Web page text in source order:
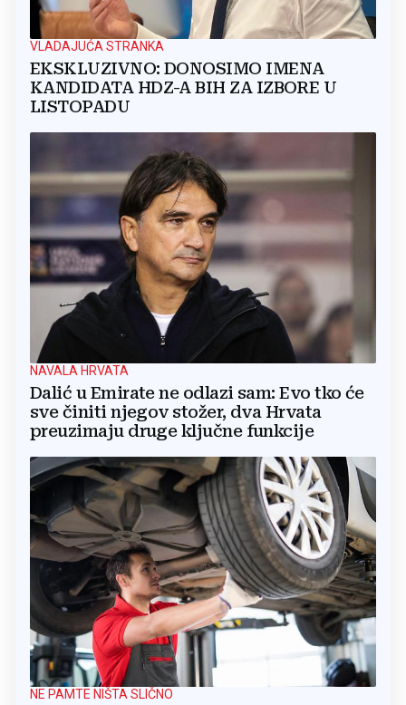
VLADAJUĆA STRANKA
EKSKLUZIVNO: DONOSIMO IMENA
KANDIDATA HDZ-A BIH ZA IZBORE U
LISTOPADU
NAVALA HRVATA
Dalić u Emirate ne odlazi sam: Evo tko će
sve činiti njegov stožer, dva Hrvata
preuzimaju druge ključne funkcije
NE PAMTE NIŠTA SLIČNO